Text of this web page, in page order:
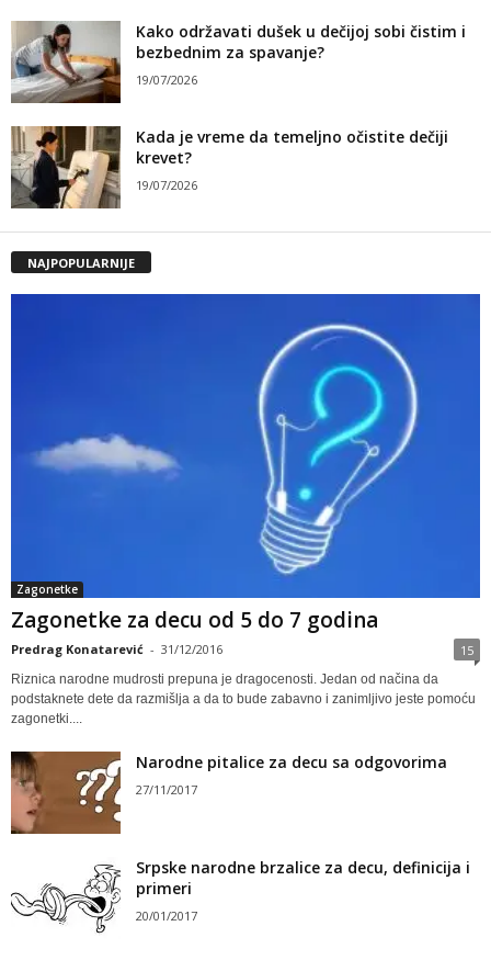
Kako održavati dušek u dečijoj sobi čistim i
bezbednim za spavanje?
19/07/2026
Kada je vreme da temeljno očistite dečiji
krevet?
19/07/2026
NAJPOPULARNIJE
Zagonetke
Zagonetke za decu od 5 do 7 godina
Predrag Konatarević - 31/12/2016 15
Riznica narodne mudrosti prepuna je dragocenosti. Jedan od načina da
podstaknete dete da razmišlja a da to bude zabavno i zanimljivo jeste pomoću
zagonetki....
Narodne pitalice za decu sa odgovorima
27/11/2017
Srpske narodne brzalice za decu, definicija i
primeri
20/01/2017